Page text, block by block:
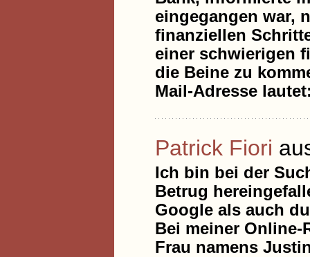
eingegangen war,
finanziellen
einer schwierigen
die Beine zu
Mail-Adresse
Patrick Fiori
Ich bin bei der
Betrug
Google als auch
Bei meiner Online-
Frau namens